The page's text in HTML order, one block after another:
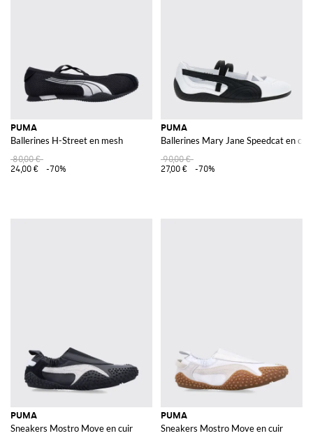
PUMA
Ballerines H-Street en mesh
80,00 €
24,00 €
-70%
PUMA
Ballerines Mary Jane Speedcat en
90,00 €
27,00 €
-70%
PUMA
Sneakers Mostro Move en cuir
PUMA
Sneakers Mostro Move en cuir